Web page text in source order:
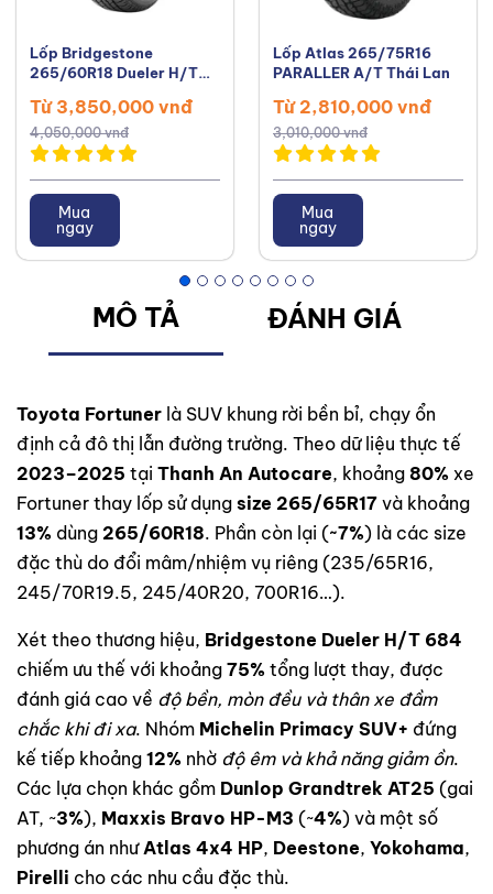
Lốp Bridgestone
265/60R18 Dueler H/T
Từ 3,850,000 vnđ
4,050,000 vnđ
Mua
ngay
Lốp Atlas 265/75R16
PARALLER A/T Thái Lan
Từ 2,810,000 vnđ
3,010,000 vnđ
Mua
ngay
MÔ TẢ ĐÁNH GIÁ
Toyota Fortuner là SUV khung rời bền bỉ, chạy ổn
định cả đô thị lẫn đường trường. Theo dữ liệu thực tế
2023–2025 tại Thanh An Autocare, khoảng 80% xe
Fortuner thay lốp sử dụng size 265/65R17 và khoảng
13% dùng 265/60R18. Phần còn lại (~7%) là các size
đặc thù do đổi mâm/nhiệm vụ riêng (235/65R16,
245/70R19.5, 245/40R20, 700R16…).
Xét theo thương hiệu, Bridgestone Dueler H/T 684
chiếm ưu thế với khoảng 75% tổng lượt thay, được
đánh giá cao về độ bền, mòn đều và thân xe đầm
chắc khi đi xa. Nhóm Michelin Primacy SUV+ đứng
kế tiếp khoảng 12% nhờ độ êm và khả năng giảm ồn.
Các lựa chọn khác gồm Dunlop Grandtrek AT25 (gai
AT, ~3%), Maxxis Bravo HP-M3 (~4%) và một số
phương án như Atlas 4x4 HP, Deestone, Yokohama,
Pirelli cho các nhu cầu đặc thù.